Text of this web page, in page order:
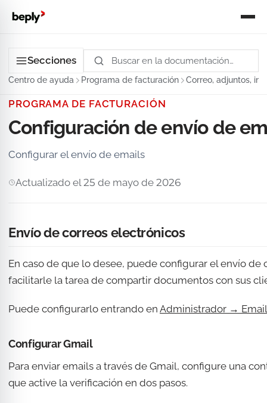
Secciones
Centro de ayuda Programa de facturación Correo, adjuntos,
PROGRAMA DE FACTURACIÓN
Configuración de envío de
Configurar el envío de emails
Actualizado el 25 de mayo de 2026
Envío de correos electrónicos
En caso de que lo desee, puede configurar el envío
facilitarle la tarea de compartir documentos con sus
Puede configurarlo entrando en Administrador → Email
Configurar Gmail
Para enviar emails a través de Gmail, configure una
que active la verificación en dos pasos.